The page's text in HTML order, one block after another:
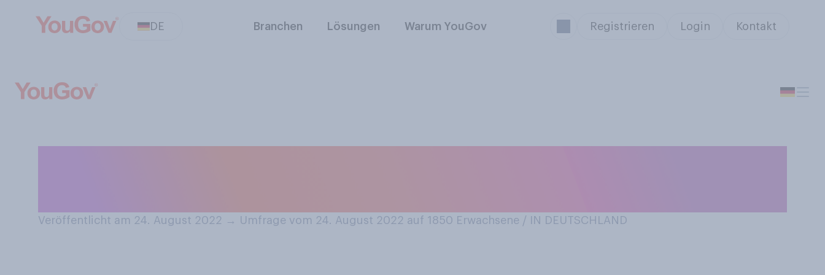
DE Branchen Lösungen Warum YouGov Registrieren Login Kontakt
Veröffentlicht am 24. August 2022 → Umfrage vom 24. August 2022 auf 1850 Erwachsene / IN DEUTSCHLAND